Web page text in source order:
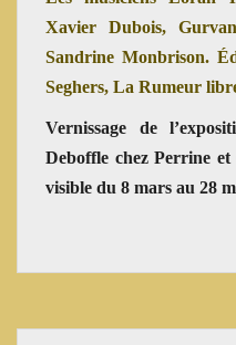
Xavier Dubois,
Sandrine Monbrison.
Seghers, La Rumeur
Vernissage de
Deboffle chez Perrine
visible du 8 mars au 28